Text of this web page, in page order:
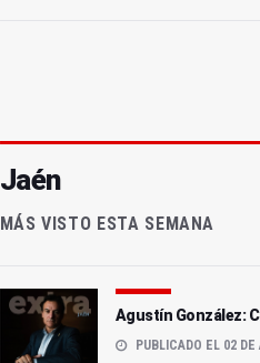
Jaén
MÁS VISTO ESTA SEMANA
Agustín González:
PUBLICADO EL 02